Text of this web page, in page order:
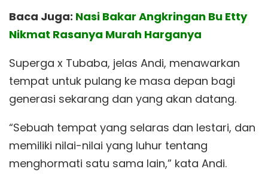
Baca Juga: Nasi Bakar Angkringan Bu Etty
Nikmat Rasanya Murah Harganya
Superga x Tubaba, jelas Andi, menawarkan
tempat untuk pulang ke masa depan bagi
generasi sekarang dan yang akan datang.
“Sebuah tempat yang selaras dan lestari, dan
memiliki nilai-nilai yang luhur tentang
menghormati satu sama lain,” kata Andi.